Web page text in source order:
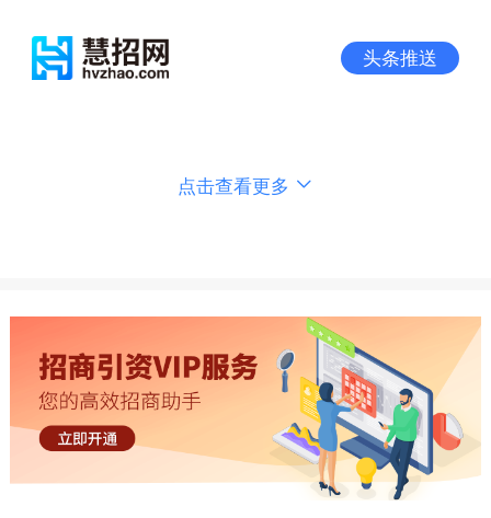
头条推送
点击查看更多